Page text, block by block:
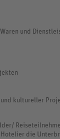
und
kultureller
die